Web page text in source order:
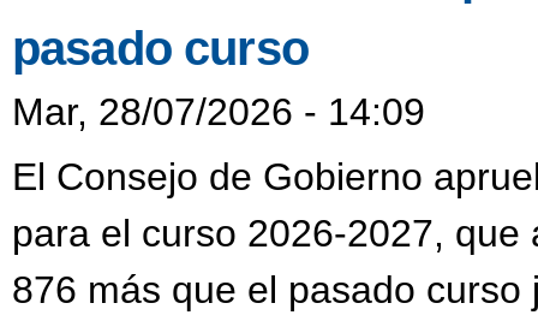
pasado curso
Mar, 28/07/2026 - 14:09
El Consejo de Gobierno
para el curso 2026-2027,
876 más que el pasado